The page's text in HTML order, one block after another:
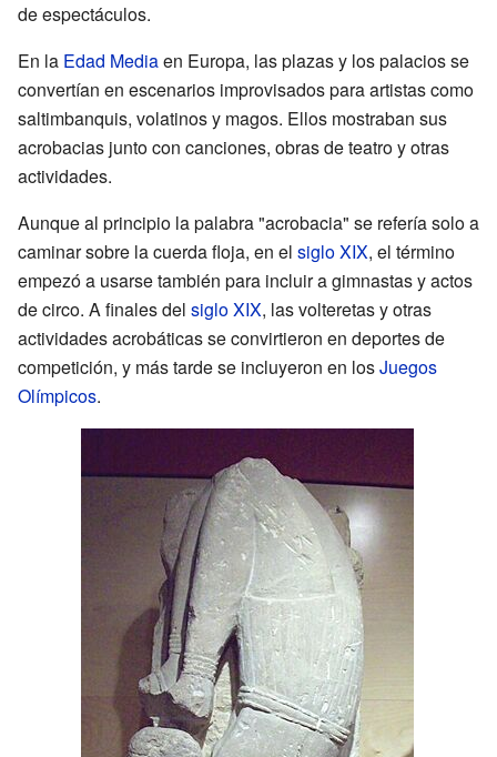
de espectáculos.
En la Edad Mediaen Europa, las plazas y los palacios se
convertían en escenarios improvisados para artistas como
saltimbanquis, volatinos y magos. Ellos mostraban sus
acrobacias junto con canciones, obras de teatro y otras
actividades.
Aunque al principio la palabra "acrobacia" se refería solo a
caminar sobre la cuerda floja, en el siglo XIX, el término
empezó a usarse también para incluir a gimnastas y actos
de circo. A finales del siglo XIX, las volteretas y otras
actividades acrobáticas se convirtieron en deportes de
competición, y más tarde se incluyeron en losJuegos
Olímpicos.